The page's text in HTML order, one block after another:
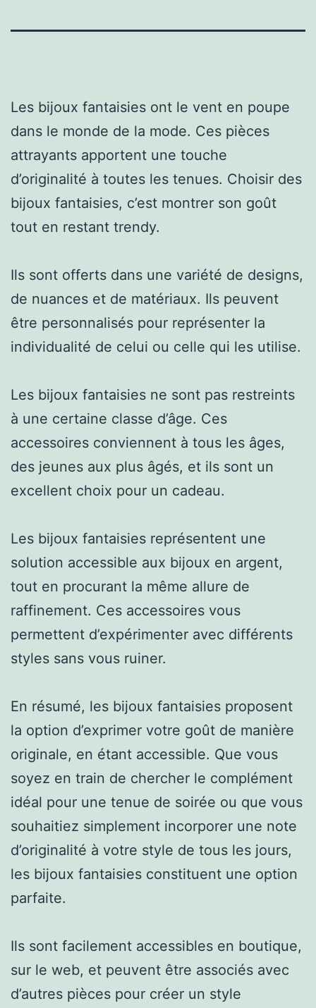
Les bijoux fantaisies ont le vent en poupe
dans le monde de la mode. Ces pièces
attrayants apportent une touche
d’originalité à toutes les tenues. Choisir des
bijoux fantaisies, c’est montrer son goût
tout en restant trendy.
Ils sont offerts dans une variété de designs,
de nuances et de matériaux. Ils peuvent
être personnalisés pour représenter la
individualité de celui ou celle qui les utilise.
Les bijoux fantaisies ne sont pas restreints
à une certaine classe d’âge. Ces
accessoires conviennent à tous les âges,
des jeunes aux plus âgés, et ils sont un
excellent choix pour un cadeau.
Les bijoux fantaisies représentent une
solution accessible aux bijoux en argent,
tout en procurant la même allure de
raffinement. Ces accessoires vous
permettent d’expérimenter avec différents
styles sans vous ruiner.
En résumé, les bijoux fantaisies proposent
la option d’exprimer votre goût de manière
originale, en étant accessible. Que vous
soyez en train de chercher le complément
idéal pour une tenue de soirée ou que vous
souhaitiez simplement incorporer une note
d’originalité à votre style de tous les jours,
les bijoux fantaisies constituent une option
parfaite.
Ils sont facilement accessibles en boutique,
sur le web, et peuvent être associés avec
d’autres pièces pour créer un style